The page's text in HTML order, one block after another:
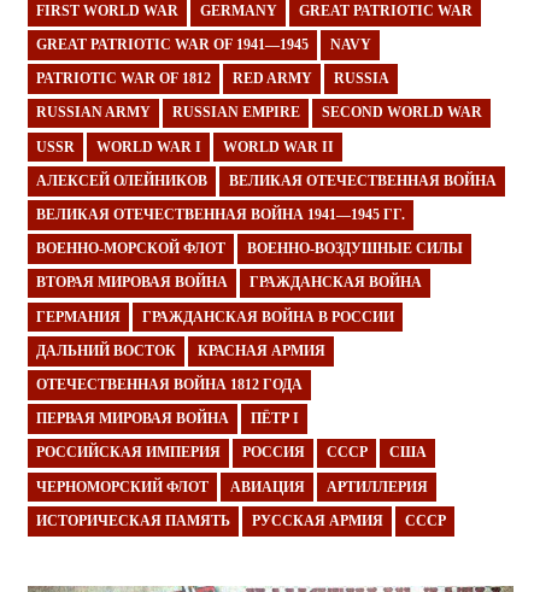
FIRST WORLD WAR GERMANY GREAT PATRIOTIC WAR
GREAT PATRIOTIC WAR OF 1941—1945 NAVY
PATRIOTIC WAR OF 1812 RED ARMY RUSSIA
RUSSIAN ARMY RUSSIAN EMPIRE SECOND WORLD WAR
USSR WORLD WAR I WORLD WAR II
АЛЕКСЕЙ ОЛЕЙНИКОВ ВЕЛИКАЯ ОТЕЧЕСТВЕННАЯ ВОЙНА
ВЕЛИКАЯ ОТЕЧЕСТВЕННАЯ ВОЙНА 1941—1945 ГГ.
ВОЕННО-МОРСКОЙ ФЛОТ ВОЕННО-ВОЗДУШНЫЕ СИЛЫ
ВТОРАЯ МИРОВАЯ ВОЙНА ГРАЖДАНСКАЯ ВОЙНА
ГЕРМАНИЯ ГРАЖДАНСКАЯ ВОЙНА В РОССИИ
ДАЛЬНИЙ ВОСТОК КРАСНАЯ АРМИЯ
ОТЕЧЕСТВЕННАЯ ВОЙНА 1812 ГОДА
ПЕРВАЯ МИРОВАЯ ВОЙНА ПЁТР I
РОССИЙСКАЯ ИМПЕРИЯ РОССИЯ СССР США
ЧЕРНОМОРСКИЙ ФЛОТ АВИАЦИЯ АРТИЛЛЕРИЯ
ИСТОРИЧЕСКАЯ ПАМЯТЬ РУССКАЯ АРМИЯ СССР